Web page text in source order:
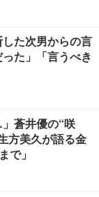
た次男からの言
た」「言うべき
蒼井優の“咲
方美久が語る金
で」